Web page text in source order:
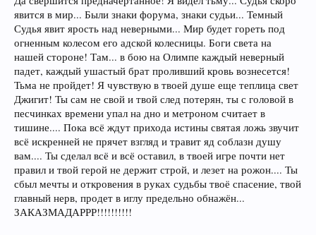
явится в мир... Были знаки форума, знаки судьи... Темный
Судья явит ярость над неверными... Мир будет гореть под
огненным колесом его адской колесницы. Боги света на
нашей стороне! Там... в бою на Олимпе каждый неверный
падет, каждый ушастый брат проливший кровь вознесется!
Тьма не пройдет! Я чувствую в твоей душе еще теплица свет
Джигит! Ты сам не свой и твой след потерян, ты с головой в
песчинках времени упал на дно и метроном считает в
тишине.... Пока всё ждут прихода истины святая ложь звучит
всё искренней не прячет взгляд и травит яд соблазн душу
вам.... Ты сделал всё и всё оставил, в твоей игре почти нет
правил и твой герой не держит строй, и лезет на рожон.... Ты
сбыл мечты и откровения в руках судьбы твоё спасение, твой
главный нерв, продет в иглу предельно обнажён...
ЗАКАЗМАДАРРР!!!!!!!!!!